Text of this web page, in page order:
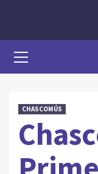
Menu
CHASCOMÚS